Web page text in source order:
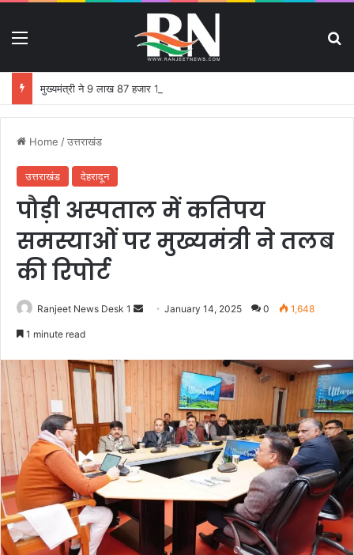
Home /उत्तराखंड
उत्तराखंड देहरादून
पौड़ी अस्पताल में कतिपय
समस्याओं पर मुख्यमंत्री ने तलब
की रिपोर्ट
Ranjeet News Desk 1
d
e
m
a
l
January 14, 2025 0 1,648
1 minute read